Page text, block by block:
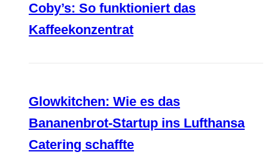
Coby’s: So funktioniert das
Kaffeekonzentrat
Glowkitchen: Wie es das
Bananenbrot-Startup ins Lufthansa
Catering schaffte